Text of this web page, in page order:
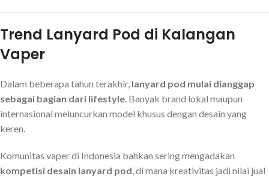
Trend Lanyard Pod di Kalangan
Vaper
Dalam beberapa tahun terakhir, lanyard pod mulai dianggap
sebagai bagian dari lifestyle. Banyak brand lokal maupun
internasional meluncurkan model khusus dengan desain yang
keren.
Komunitas vaper di Indonesia bahkan sering mengadakan
kompetisi desain lanyard pod, di mana kreativitas jadi nilai jual